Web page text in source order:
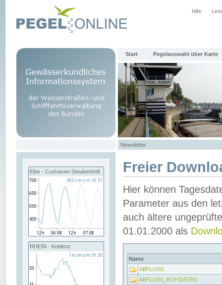
Hilfe
Start Pegelauswahl über Karte
Newsletter
Elbe - Cuxhaven Steubenhöft
RHEIN - Koblenz
Freier
Hier können
Parameter aus den
auch ältere
01.01.2000 als
Name
ABFLUSS
ABFLUSS_ROHDATEN